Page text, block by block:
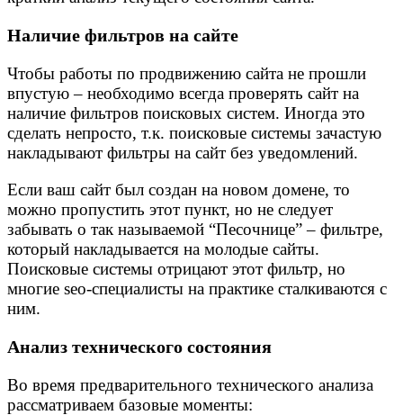
Наличие фильтров на сайте
Чтобы работы по продвижению сайта не прошли
впустую – необходимо всегда проверять сайт на
наличие фильтров поисковых систем. Иногда это
сделать непросто, т.к. поисковые системы зачастую
накладывают фильтры на сайт без уведомлений.
Если ваш сайт был создан на новом домене, то
можно пропустить этот пункт, но не следует
забывать о так называемой “Песочнице” – фильтре,
который накладывается на молодые сайты.
Поисковые системы отрицают этот фильтр, но
многие seo-специалисты на практике сталкиваются с
ним.
Анализ технического состояния
Во время предварительного технического анализа
рассматриваем базовые моменты: